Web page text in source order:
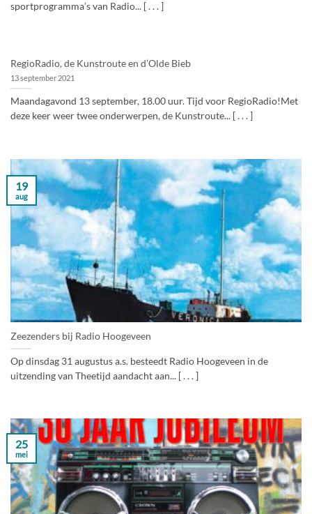
sportprogramma’s van Radio... [ . . . ]
RegioRadio, de Kunstroute en d’Olde Bieb
13 september 2021
Maandagavond 13 september, 18.00 uur. Tijd voor RegioRadio!Met
deze keer weer twee onderwerpen, de Kunstroute... [ . . . ]
Zeezenders bij Radio Hoogeveen
Op dinsdag 31 augustus a.s. besteedt Radio Hoogeveen in de
uitzending van Theetijd aandacht aan... [ . . . ]
19
aug
25
mei